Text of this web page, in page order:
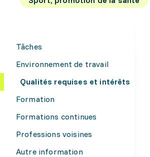
Tâches
Environnement de travail
Qualités requises et intérêts
Formation
Formations continues
Professions voisines
Autre information